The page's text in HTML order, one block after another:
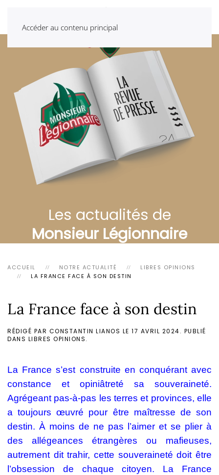
Accéder au contenu principal
Les actualités de
Monsieur Légionnaire
ACCUEIL NOTRE ACTUALITÉ
LIBRES OPINIONS
LA FRANCE FACE À SON DESTIN
La France face à son destin
RÉDIGÉ PAR CONSTANTIN LIANOS LE 17 AVRIL 2024. PUBLIÉ
DANS LIBRES OPINIONS.
La France s’est construite en conquérant avec
constance et opiniâtreté sa souveraineté.
Agrégeant pas-à-pas les terres et provinces, elle
a toujours œuvré pour être maîtresse de son
destin. À moins de ne pas l’aimer et se plier à
des allégeances étrangères ou mafieuses,
autrement dit trahir, cette souveraineté doit être
l’obsession de chaque citoyen. La France